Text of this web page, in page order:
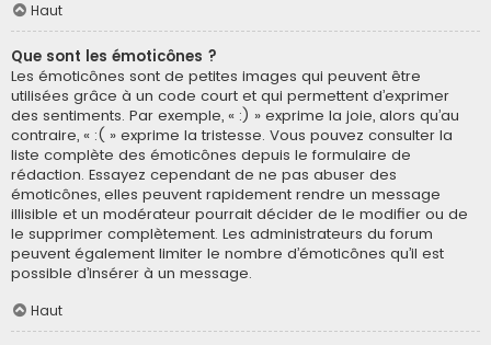
Haut
Que sont les émoticônes ?
Les émoticônes sont de petites images qui peuvent être
utilisées grâce à un code court et qui permettent d’exprimer
des sentiments. Par exemple, « :) » exprime la joie, alors qu’au
contraire, « :( » exprime la tristesse. Vous pouvez consulter la
liste complète des émoticônes depuis le formulaire de
rédaction. Essayez cependant de ne pas abuser des
émoticônes, elles peuvent rapidement rendre un message
illisible et un modérateur pourrait décider de le modifier ou de
le supprimer complètement. Les administrateurs du forum
peuvent également limiter le nombre d’émoticônes qu’il est
possible d’insérer à un message.
Haut